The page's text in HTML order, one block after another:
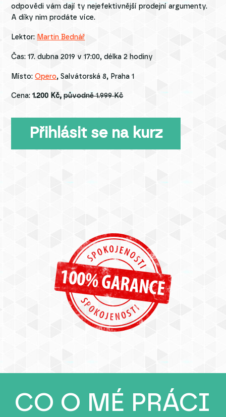
odpovědi vám dají ty nejefektivnější prodejní argumenty.
A díky nim prodáte více.
Lektor: Martin Bednář
Čas: 17. dubna 2019 v 17:00, délka 2 hodiny
Místo:Opero, Salvátorská 8, Praha 1
Cena:1.200 Kč,původně 1.999 Kč
Přihlásit se na kurz
CO O MÉ PRÁCI